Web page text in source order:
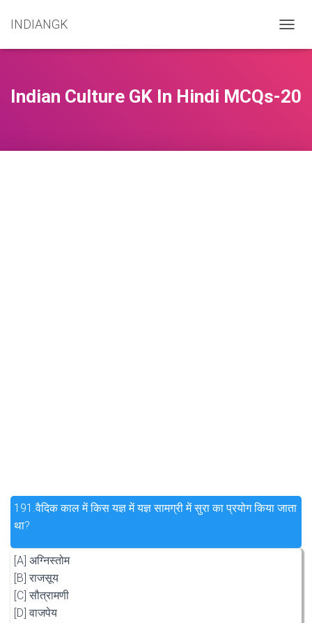
INDIANGK
O
L
E
Indian Culture GK In Hindi MCQs-20
191.वैदिक काल में किस यज्ञ में यज्ञ सामग्री में सुरा का प्रयोग किया जाता
था?
[A] अग्निस्तोम
[B] राजसूय
[C] सौत्रामणी
[D] वाजपेय